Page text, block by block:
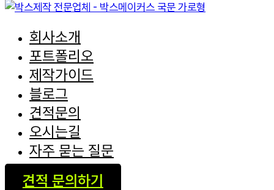
회사소개
포트폴리오
제작가이드
블로그
견적문의
오시는길
자주 묻는 질문
견적 문의하기